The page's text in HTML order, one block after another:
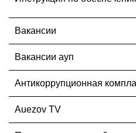
Вакансии
Вакансии ауп
Антикоррупционная
Auezov TV